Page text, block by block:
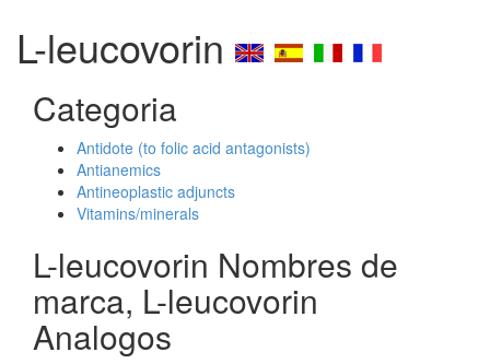
L-leucovorin
Categoria
Antidote (to folic acid antagonists)
Antianemics
Antineoplastic adjuncts
Vitamins/minerals
L-leucovorin Nombres de
marca, L-leucovorin
Analogos